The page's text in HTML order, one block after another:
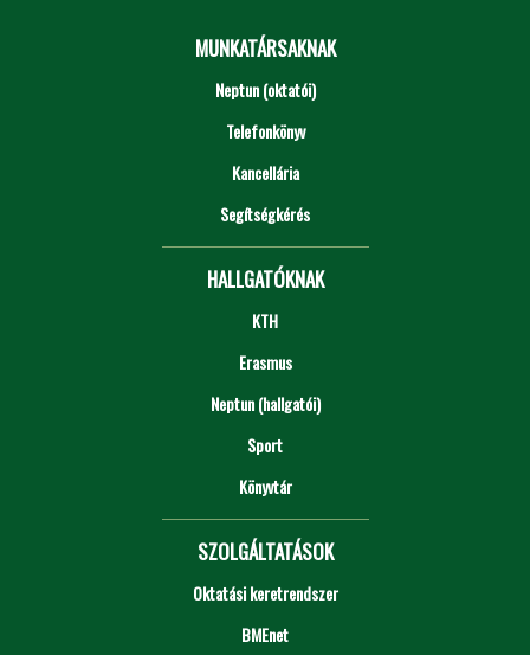
MUNKATÁRSAKNAK
Neptun (oktatói)
Telefonkönyv
Kancellária
Segítségkérés
HALLGATÓKNAK
KTH
Erasmus
Neptun (hallgatói)
Sport
Könyvtár
SZOLGÁLTATÁSOK
Oktatási keretrendszer
BMEnet